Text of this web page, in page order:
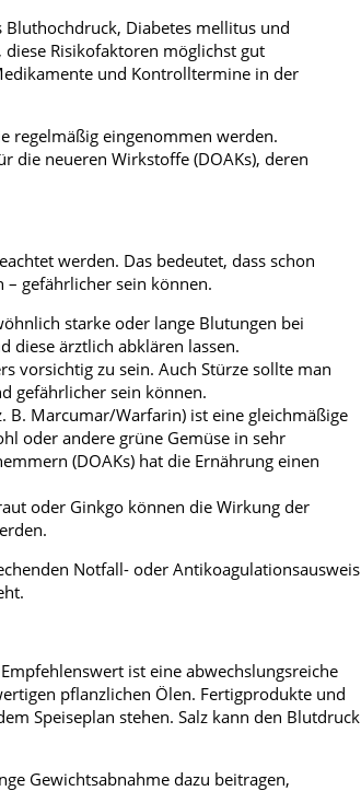
Diabetes mellitus und
Risikofaktoren möglichst gut
und Kontrolltermine in der
regelmäßig eingenommen werden.
die neueren Wirkstoffe (DOAKs), deren
werden. Das bedeutet, dass schon
– gefährlicher sein können.
starke oder lange Blutungen bei
diese ärztlich abklären lassen.
vorsichtig zu sein. Auch Stürze sollte man
gefährlicher sein können.
B. Marcumar/Warfarin) ist eine gleichmäßige
oder andere grüne Gemüse in sehr
(DOAKs) hat die Ernährung einen
oder Ginkgo können die Wirkung der
Notfall- oder Antikoagulationsausweis
ist eine abwechslungsreiche
pflanzlichen Ölen. Fertigprodukte und
Speiseplan stehen. Salz kann den Blutdruck
Gewichtsabnahme dazu beitragen,